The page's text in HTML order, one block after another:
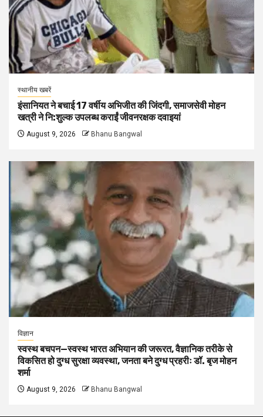
स्थानीय खबरें
इंसानियत ने बचाई 17 वर्षीय अभिजीत की जिंदगी, समाजसेवी मोहन
खत्री ने नि:शुल्क उपलब्ध कराईं जीवनरक्षक दवाइयां
August 9, 2026 Bhanu Bangwal
विज्ञान
स्वस्थ बचपन—स्वस्थ भारत अभियान की जरूरत, वैज्ञानिक तरीके से
विकसित हो दुग्ध सुरक्षा व्यवस्था, जनता बने दुग्ध प्रहरीः डॉ. बृज मोहन
शर्मा
August 9, 2026 Bhanu Bangwal